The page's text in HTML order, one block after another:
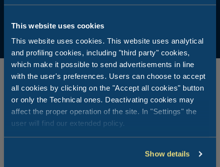
This website uses cookies
This website uses cookies. This website uses analytical
and profiling cookies, including "third party" cookies,
which make it possible to send advertisements in line
with the user's preferences. Users can choose to accept
all cookies by clicking on the "Accept all cookies" button
or only the Technical ones. Deactivating cookies may
affect the proper operation of the site. In "Settings" the
user will find our extended policy.
Show details
Lire aussi...